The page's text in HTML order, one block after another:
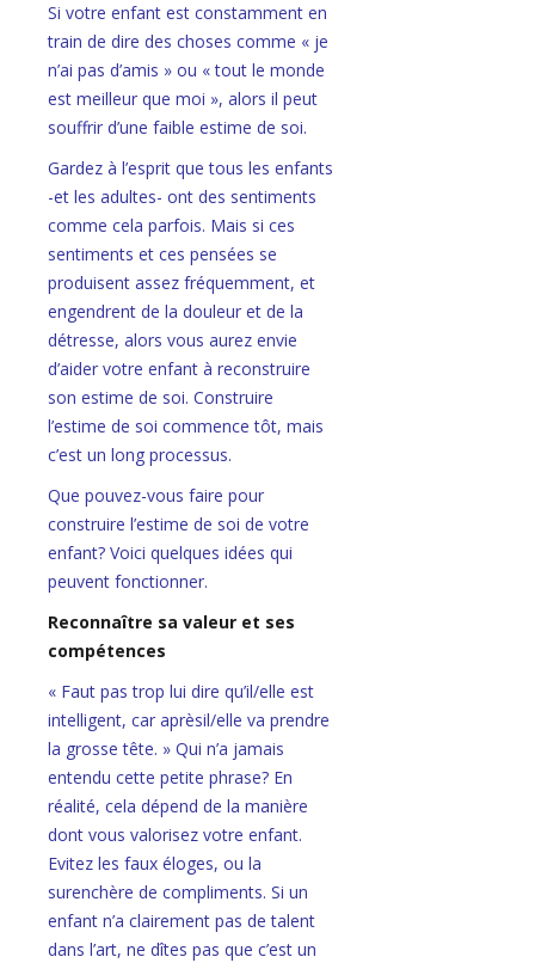
Si votre enfant est constamment en
train de dire des choses comme « je
n’ai pas d’amis » ou « tout le monde
est meilleur que moi », alors il peut
souffrir d’une faible estime de soi.
Gardez à l’esprit que tous les enfants
-et les adultes- ont des sentiments
comme cela parfois. Mais si ces
sentiments et ces pensées se
produisent assez fréquemment, et
engendrent de la douleur et de la
détresse, alors vous aurez envie
d’aider votre enfant à reconstruire
son estime de soi. Construire
l’estime de soi commence tôt, mais
c’est un long processus.
Que pouvez-vous faire pour
construire l’estime de soi de votre
enfant? Voici quelques idées qui
peuvent fonctionner.
Reconnaître sa valeur et ses
compétences
« Faut pas trop lui dire qu’il/elle est
intelligent, car aprèsil/elle va prendre
la grosse tête. » Qui n’a jamais
entendu cette petite phrase? En
réalité, cela dépend de la manière
dont vous valorisez votre enfant.
Evitez les faux éloges, ou la
surenchère de compliments. Si un
enfant n’a clairement pas de talent
dans l’art, ne dîtes pas que c’est un